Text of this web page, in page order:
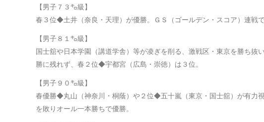
【男子７３㌔級】
春３位◆土井（奈良・天理）が優勝。ＧＳ（ゴールデン・スコア）連戦
【男子８１㌔級】
国士舘や日本学園（講道学舎）等が凌ぎを削る、激戦区・東京を勝ち
勝に残れず、春２位◆宇都宮（広島・崇徳）は３位。
【男子９０㌔級】
春優勝◆丸山（神奈川・桐蔭）や２位◆五十嵐（東京・国士舘）が有力
を敗りオール一本勝ちで優勝。